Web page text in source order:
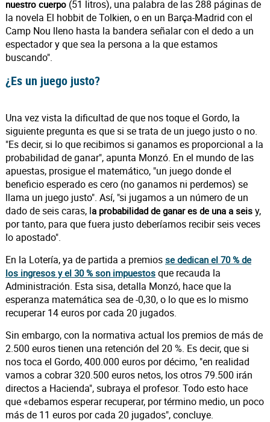
nuestro cuerpo(51 litros), una palabra de las 288 páginas de
la novela El hobbit de Tolkien, o en un Barça-Madrid con el
Camp Nou lleno hasta la bandera señalar con el dedo a un
espectador y que sea la persona a la que estamos
buscando".
¿Es un juego justo?
Una vez vista la dificultad de que nos toque el Gordo, la
siguiente pregunta es que si se trata de un juego justo o no.
"Es decir, si lo que recibimos si ganamos es proporcional a la
probabilidad de ganar", apunta Monzó. En el mundo de las
apuestas, prosigue el matemático, "un juego donde el
beneficio esperado es cero (no ganamos ni perdemos) se
llama un juego justo". Así, "si jugamos a un número de un
dado de seis caras, la probabilidad de ganar es de una a seis y,
por tanto, para que fuera justo deberíamos recibir seis veces
lo apostado".
En la Lotería, ya de partida a premios se dedican el 70 % de
los ingresos y el 30 % son impuestosque recauda la
Administración. Esta sisa, detalla Monzó, hace que la
esperanza matemática sea de -0,30, o lo que es lo mismo
recuperar 14 euros por cada 20 jugados.
Sin embargo, con la normativa actual los premios de más de
2.500 euros tienen una retención del 20 %. Es decir, que si
nos toca el Gordo, 400.000 euros por décimo, "en realidad
vamos a cobrar 320.500 euros netos, los otros 79.500 irán
directos a Hacienda", subraya el profesor. Todo esto hace
que «debamos esperar recuperar, por término medio, un poco
más de 11 euros por cada 20 jugados", concluye.